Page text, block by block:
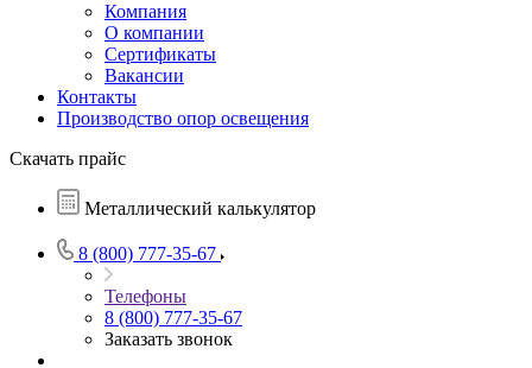
Компания
О компании
Сертификаты
Вакансии
Контакты
Производство опор освещения
Скачать прайс
Металлический калькулятор
8 (800) 777-35-67
Телефоны
8 (800) 777-35-67
Заказать звонок